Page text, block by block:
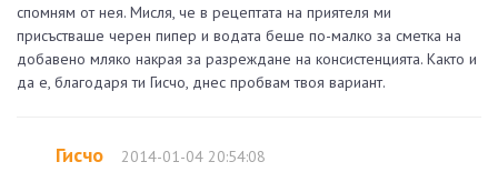
спомням от нея. Мисля, че в рецептата на приятеля ми
присъстваше черен пипер и водата беше по-малко за сметка на
добавено мляко накрая за разреждане на консистенцията. Както и
да е, благодаря ти Гисчо, днес пробвам твоя вариант.
Гисчо 2014-01-04 20:54:08